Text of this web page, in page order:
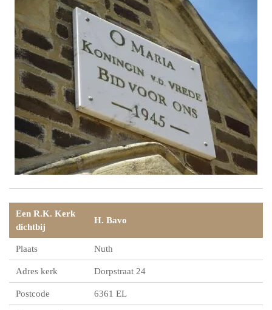
Een R.K. Kerk
dichtbij
H. Bavo
Plaats Nuth
Adres kerk Dorpstraat 24
Postcode 6361 EL